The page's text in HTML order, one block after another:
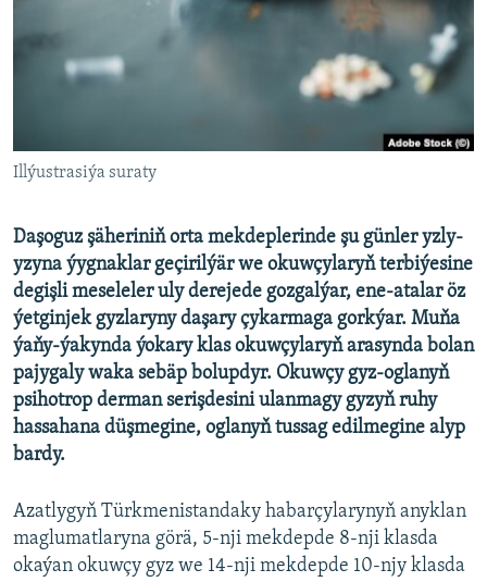
Illýustrasiýa suraty
Daşoguz şäheriniň orta mekdeplerinde şu günler yzly-
yzyna ýygnaklar geçirilýär we okuwçylaryň terbiýesine
degişli meseleler uly derejede gozgalýar, ene-atalar öz
ýetginjek gyzlaryny daşary çykarmaga gorkýar. Muňa
ýaňy-ýakynda ýokary klas okuwçylaryň arasynda bolan
pajygaly waka sebäp bolupdyr. Okuwçy gyz-oglanyň
psihotrop derman serişdesini ulanmagy gyzyň ruhy
hassahana düşmegine, oglanyň tussag edilmegine alyp
bardy.
Azatlygyň Türkmenistandaky habarçylarynyň anyklan
maglumatlaryna görä, 5-nji mekdepde 8-nji klasda
okaýan okuwçy gyz we 14-nji mekdepde 10-njy klasda